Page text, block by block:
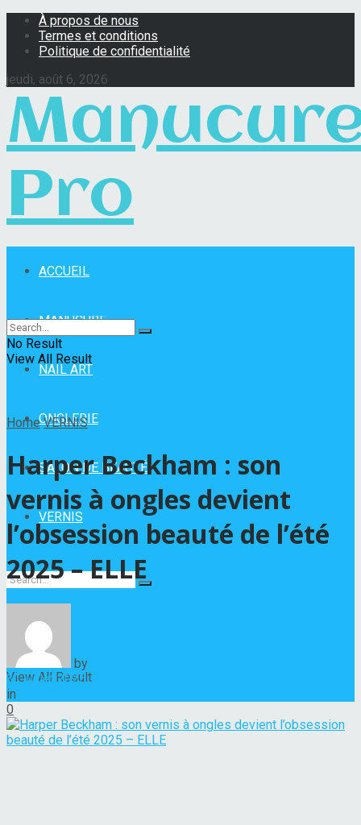
À propos de nous
Termes et conditions
Politique de confidentialité
jeudi, août 6, 2026
Pro
ACCUEIL
MANUCURE
NAIL ART
ONGLERIE
SALON DE BEAUTÉ
VERNIS
No Result
View All Result
No Result
View All Result
Home VERNIS
Harper Beckham : son
vernis à ongles devient
l’obsession beauté de l’été
2025 – ELLE
by
31 juillet 2025
in
0